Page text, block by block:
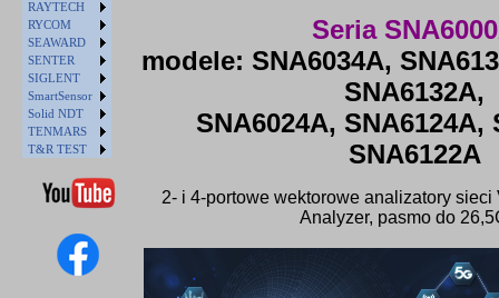
RAYTECH
RYCOM
SEAWARD
SENTER
SIGLENT
SmartSensor
Solid NDT
TENMARS
T&R TEST
Seria
modele: SNA6034A,
SNA6132A,
SNA6024A, SNA6124A,
SNA6122A
2- i 4-portowe wektorowe analizatory sieci
Analyzer, pasmo do